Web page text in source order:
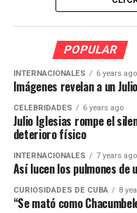
POPULAR
INTERNACIONALES 6 years ago
Imágenes revelan a un
CELEBRIDADES 6 years ago
Julio Iglesias rompe el
deterioro físico
INTERNACIONALES 7 years ago
Así lucen los pulmones de
CURIOSIDADES DE CUBA 8
“Se mató como